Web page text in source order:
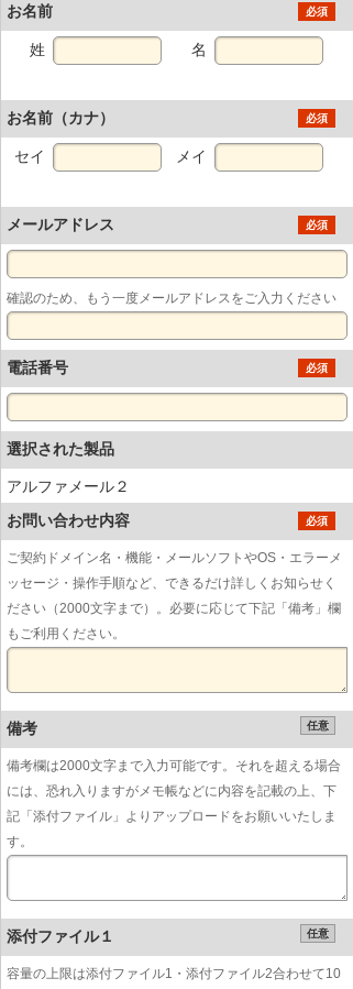
お名前 必須
姓 名
お名前（カナ） 必須
セイ メイ
メールアドレス 必須
確認のため、もう一度メールアドレスをご入力ください
電話番号 必須
選択された製品
アルファメール２
お問い合わせ内容
必須
ご契約ドメイン名・機能・メールソフトやOS・エラーメ
ッセージ・操作手順など、できるだけ詳しくお知らせく
ださい（2000文字まで）。必要に応じて下記「備考」欄
もご利用ください。
備考 任意
備考欄は2000文字まで入力可能です。それを超える場合
には、恐れ入りますがメモ帳などに内容を記載の上、下
記「添付ファイル」よりアップロードをお願いいたしま
す。
添付ファイル１ 任意
容量の上限は添付ファイル1・添付ファイル2合わせて10